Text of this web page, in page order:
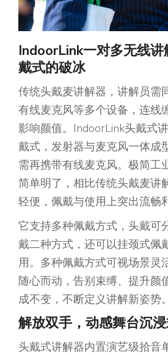
IndoorLink一对多无线
戴式的破冰
传统头戴麦讲解器，讲解员需
有线麦克风等多个设备，连线
影响颜值。IndoorLink头戴式
戴式，发射器与麦克风一体成
需再携带有线麦克风。极简工
简单明了，相比传统头戴麦讲
轻便，佩戴与使用上突出流畅
它支持多种佩戴方式，头戴可
戴二种方式，还可以挂颈式佩
用。多种佩戴方式可视场景灵
随心而动，告别束缚、提升颜
成不变，不断定义讲解新姿势。
解放双手，动感舞台沉
头戴式讲解器内置演艺级拾音